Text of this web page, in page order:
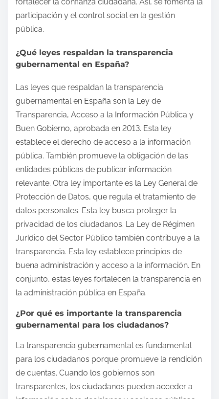
fortalecer la confianza ciudadana. Así, se fomenta la
participación y el control social en la gestión
pública.
¿Qué leyes respaldan la transparencia
gubernamental en España?
Las leyes que respaldan la transparencia
gubernamental en España son la Ley de
Transparencia, Acceso a la Información Pública y
Buen Gobierno, aprobada en 2013. Esta ley
establece el derecho de acceso a la información
pública. También promueve la obligación de las
entidades públicas de publicar información
relevante. Otra ley importante es la Ley General de
Protección de Datos, que regula el tratamiento de
datos personales. Esta ley busca proteger la
privacidad de los ciudadanos. La Ley de Régimen
Jurídico del Sector Público también contribuye a la
transparencia. Esta ley establece principios de
buena administración y acceso a la información. En
conjunto, estas leyes fortalecen la transparencia en
la administración pública en España.
¿Por qué es importante la transparencia
gubernamental para los ciudadanos?
La transparencia gubernamental es fundamental
para los ciudadanos porque promueve la rendición
de cuentas. Cuando los gobiernos son
transparentes, los ciudadanos pueden acceder a